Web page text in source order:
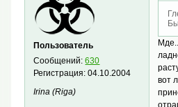
Пользователь
Сообщений:630
Регистрация:04.10.2004
Irina (Riga)
вот